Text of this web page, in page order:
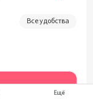
Все удобства
Ещё